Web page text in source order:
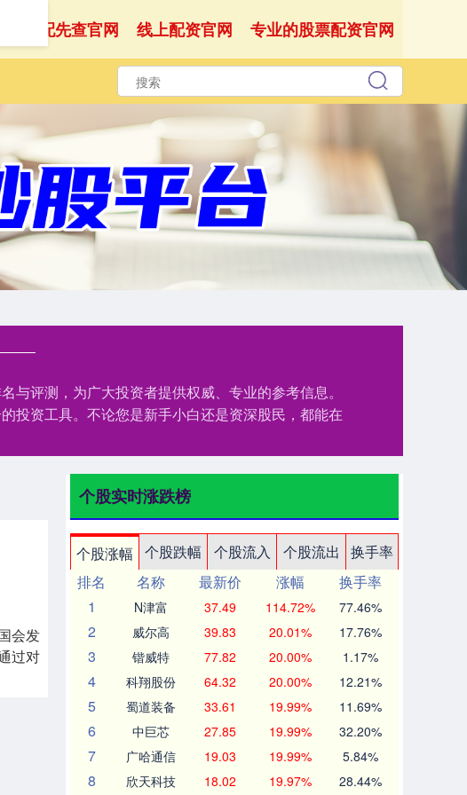
配先查官网 线上配资官网 专业的股票配资官网
评测，为广大投资者提供权威、专业的参考信息。
投资工具。不论您是新手小白还是资深股民，都能在
会发
过对
个股实时涨跌榜
个股涨幅 个股跌幅 个股流入 个股流出
换手率
排名
名称 最新价 涨幅
换手率
1
N津富 37.49 114.72% 77.46%
2 威尔高 39.83 20.01% 17.76%
3 锴威特 77.82 20.00% 1.17%
4 科翔股份 64.32 20.00% 12.21%
5 蜀道装备 33.61 19.99% 11.69%
6 中巨芯 27.85 19.99% 32.20%
7 广哈通信 19.03 19.99% 5.84%
8 欣天科技 18.02 19.97% 28.44%